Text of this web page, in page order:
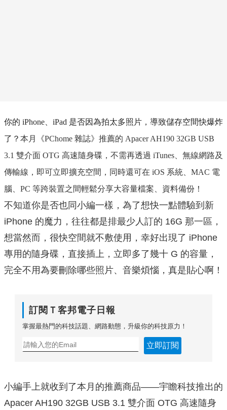
你的 iPhone iPad 是否因為拍太多照片，導致儲存空間快爆炸
了？ 本月《PChome 雜誌》推薦的 Apacer AH190 32GB USB
3.1 雙介面 OTG 高速隨身碟， 不需再透過 iTunes 、無線網路及
傳輸線，即可立即擴充空間，同時還可在 iOS 系統、 MAC 電
腦、 PC 等跨裝置之間輕鬆分享大容量檔案、資料備份！
不知道你是否也同小編一樣，為了想快一點體驗到新
iPhone 的魔力，往往都是排最少人訂的 16G 那一區，
想當然而，很快空間就不敷使用，幸好出現了 iPhone
專用的隨身碟，直接插上，立即多了幾十 G 的容量，
完全不用為要刪除哪些照片、音樂煩惱，真是貼心啊！
訂閱Ｔ客邦電子日報
掌握最熱門的科技話題、網路動態，升級你的科技原力！
立即訂閱
小編手上就收到了本月的推薦商品——宇瞻科技推出的
Apacer AH190 32GB USB 3.1 雙介面 OTG 高速隨身